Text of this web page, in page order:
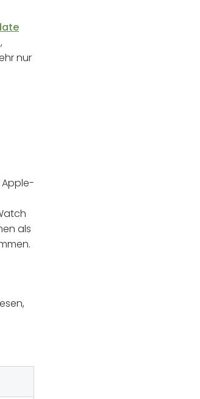
nur
als